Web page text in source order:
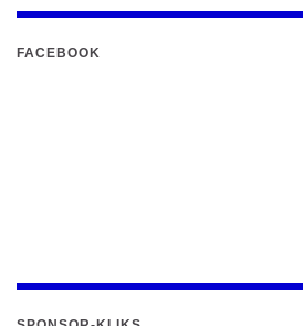
FACEBOOK